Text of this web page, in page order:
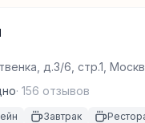
д.3/6, стр.1,
· 156 отзывов
Завтрак